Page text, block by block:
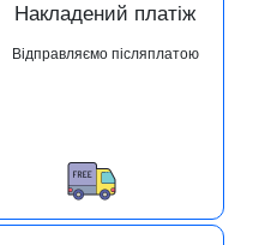
Накладений платіж
Відправляємо післяплатою